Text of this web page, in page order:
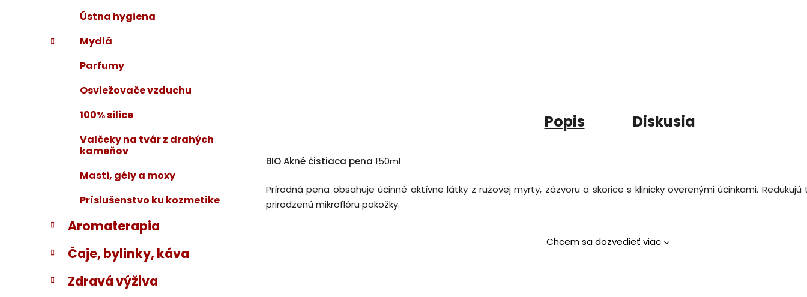
Ústna hygiena
Mydlá
Parfumy
Osviežovače vzduchu
100% silice
Valčeky na tvár z drahých
kameňov
Masti, gély a moxy
Príslušenstvo ku kozmetike
Aromaterapia
Čaje, bylinky, káva
Zdravá výživa
Popis Diskusia
BIO Akné čistiaca pena 150ml
Prírodná pena obsahuje účinné aktívne látky z ružovej myrty, zázvoru a škorice s klinicky overenými účinkami.
prirodzenú mikroflóru pokožky.
Chcem sa dozvedieť viac